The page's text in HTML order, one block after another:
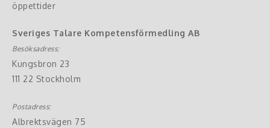
öppettider
Sveriges Talare Kompetensförmedling AB
Besöksadress:
Kungsbron 23
111 22 Stockholm
Postadress:
Albrektsvägen 75